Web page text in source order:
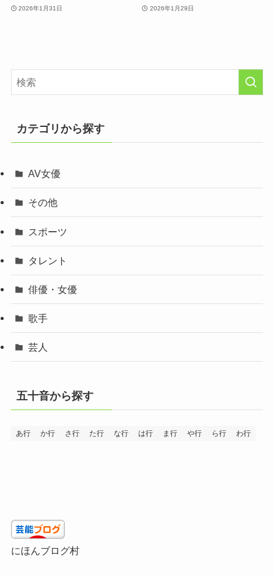
2026年1月31日 2026年1月29日
カテゴリから探す
AV女優
その他
スポーツ
タレント
俳優・女優
歌手
芸人
五十音から探す
あ行 か行 さ行 た行 な行 は行 ま行 や行 ら行 わ行
にほんブログ村